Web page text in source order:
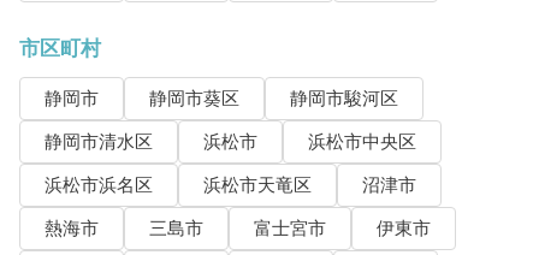
市区町村
静岡市 静岡市葵区
静岡市駿河区
静岡市清水区
浜松市
浜松市中央区
浜松市浜名区
浜松市天竜区
沼津市
熱海市
三島市 富士宮市
伊東市